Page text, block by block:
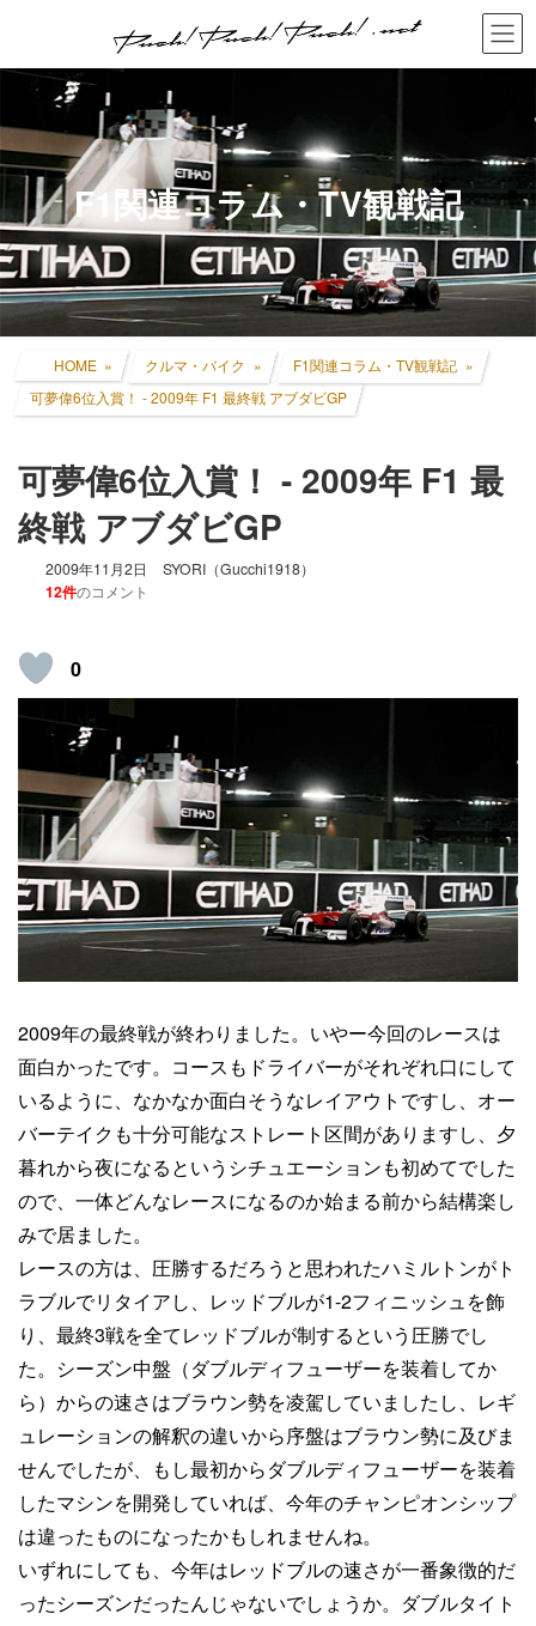
へ
ス
ッ
プ
ョ
ン
移
動
F1関連コラム・TV観戦記
HOME クルマ・バイク
F1関連コラム・TV観戦記
可夢偉6位入賞！ - 2009年 F1 最終戦 アブダビGP
可夢偉6位入賞！ - 2009年 F1 最
終戦 アブダビGP
2009年11月2日 SYORI（Gucchi1918）
12件のコメント
0
2009年の最終戦が終わりました。いやー今回のレースは
面白かったです。コースもドライバーがそれぞれ口にして
いるように、なかなか面白そうなレイアウトですし、オー
バーテイクも十分可能なストレート区間がありますし、夕
暮れから夜になるというシチュエーションも初めてでした
ので、一体どんなレースになるのか始まる前から結構楽し
みで居ました。
レースの方は、圧勝するだろうと思われたハミルトンがト
ラブルでリタイアし、レッドブルが1-2フィニッシュを飾
り、最終3戦を全てレッドブルが制するという圧勝でし
た。シーズン中盤（ダブルディフューザーを装着してか
ら）からの速さはブラウン勢を凌駕していましたし、レギ
ュレーションの解釈の違いから序盤はブラウン勢に及びま
せんでしたが、もし最初からダブルディフューザーを装着
したマシンを開発していれば、今年のチャンピオンシップ
は違ったものになったかもしれませんね。
いずれにしても、今年はレッドブルの速さが一番象徴的だ
ったシーズンだったんじゃないでしょうか。ダブルタイト